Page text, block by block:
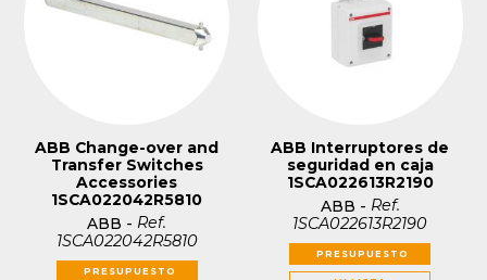
ABB Change-over and
Transfer Switches
Accessories
1SCA022042R5810
ABB - Ref.
1SCA022042R5810
PRESUPUESTO
ABB Interruptores de
seguridad en caja
1SCA022613R2190
ABB - Ref.
1SCA022613R2190
PRESUPUESTO